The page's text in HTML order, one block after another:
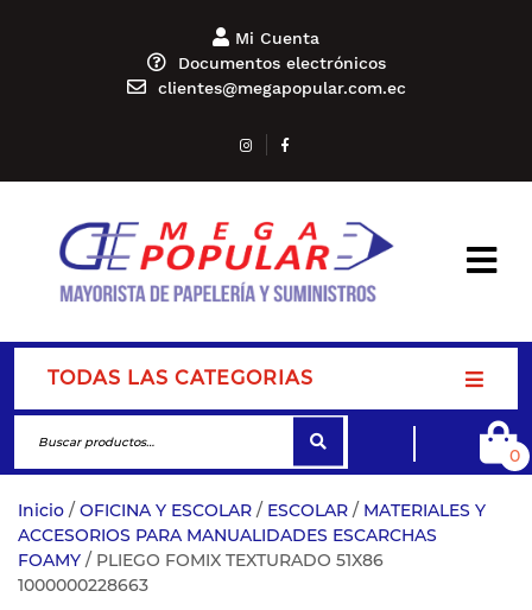
Mi Cuenta
Documentos electrónicos
clientes@megapopular.com.ec
TODAS LAS CATEGORIAS
0
Inicio / OFICINA Y ESCOLAR / ESCOLAR / MATERIALES Y
ACCESORIOS PARA MANUALIDADES ESCARCHAS
FOAMY / PLIEGO FOMIX TEXTURADO 51X86
1000000228663